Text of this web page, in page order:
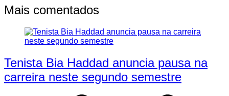
Mais comentados
Tenista Bia Haddad anuncia pausa na
carreira neste segundo semestre